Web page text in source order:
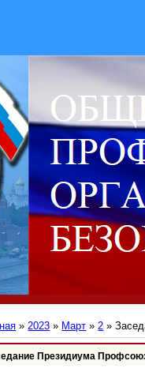
»2023 » Март » 2 »
Президиума